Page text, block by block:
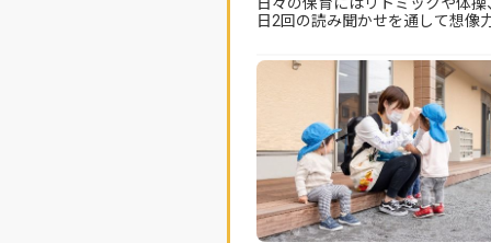
日2回の読み聞かせを通して想像